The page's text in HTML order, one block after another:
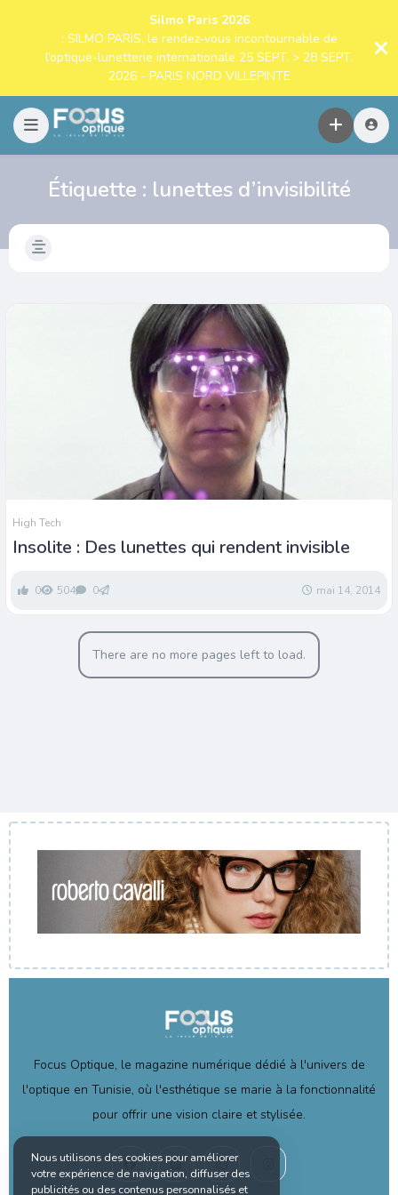
Silmo Paris 2026
: SILMO PARIS, le rendez-vous incontournable de
l’optique-lunetterie internationale 25 SEPT. > 28 SEPT.
2026 - PARIS NORD VILLEPINTE
Étiquette : lunettes d’invisibilité
High Tech
Insolite : Des lunettes qui rendent invisible
0 504 0 mai 14, 2014
There are no more pages left to load.
Focus Optique, le magazine numérique dédié à l'univers de
l'optique en Tunisie, où l'esthétique se marie à la fonctionnalité
pour offrir une vision claire et stylisée.
Nous utilisons des cookies pour améliorer
votre expérience de navigation, diffuser des
publicités ou des contenus personnalisés et